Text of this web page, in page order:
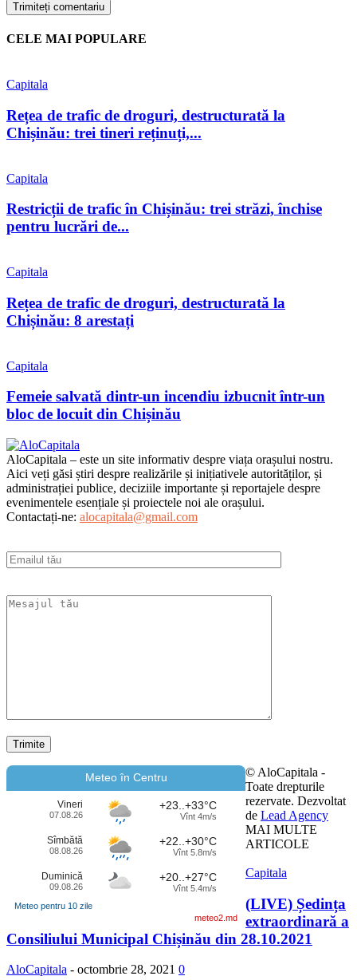
CELE MAI POPULARE
Capitala
Rețea de trafic de droguri, destructurată la
Chișinău: trei tineri reținuți,...
Capitala
Restricții de trafic în Chișinău: trei străzi, închise
pentru lucrări de...
Capitala
Rețea de trafic de droguri, destructurată la
Chișinău: 8 arestați
Capitala
Femeie salvată dintr-un incendiu izbucnit într-un
bloc de locuit din Chișinău
AloCapitala – este un site informativ despre viața orașului nostru.
Aici veți găsi știri despre realizările și inițiativele autorităților, și
administrației publice, deciziile importante și reportajele despre
evenimentele esențiale și proiectele noi ale orașului.
Contactați-ne: alocapitala@gmail.com
Meteo în Centru
Vineri
07.08.26
+23..+33°C
Vînt 4m/s
Sîmbătă
08.08.26
+22..+30°C
Vînt 5.8m/s
Duminică
09.08.26
+20..+27°C
Vînt 5.4m/s
Meteo pentru 10 zile
meteo2.md
© AloCapitala -
Toate drepturile
rezervate. Dezvoltat
de Lead Agency
MAI MULTE
ARTICOLE
Capitala
(LIVE) Ședința
extraordinară a
Consiliului Municipal Chișinău din 28.10.2021
AloCapitala - octombrie 28, 2021 0